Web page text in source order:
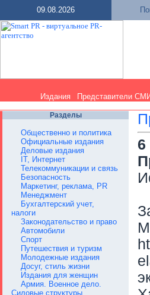
09.08.2026
Издания Представители
Разделы
Общественно и политика
Официальные издания
Деловые издания
IT, Интернет
Телекоммуникации и связь
Безопасность
Маркетинг, реклама, PR
Менеджмент
Бухгалтерский учет,
налоги
Законодательство и право
Автомобили
Спорт
Путешествия и туризм
Молодежные издания
Досуг, стиль жизни
Издания для женщин
Армия. Военное дело.
Силовые структуры
6